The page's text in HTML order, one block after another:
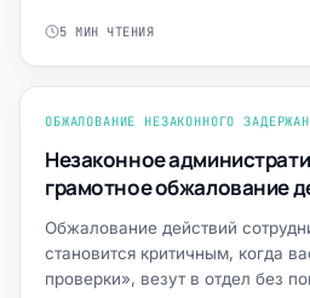
5 МИН ЧТЕНИЯ
ОБЖАЛОВАНИЕ НЕЗАКОННОГО
Незаконное
грамотное обжалование
Обжалование действий
становится критичным, когда
проверки», везут в отдел без